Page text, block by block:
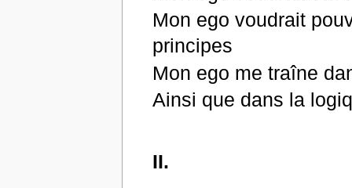
Mon ego voudrait
principes
Mon ego me traîne
Ainsi que dans la
II.